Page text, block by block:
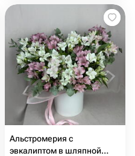
Альстромерия с
эвкалиптом в шляпной